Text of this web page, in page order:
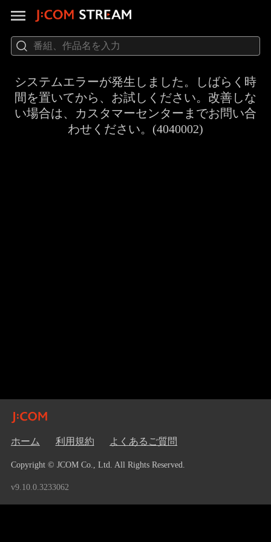
システムエラーが発生しました。しばらく時
間を置いてから、お試しください。改善しな
い場合は、カスタマーセンターまでお問い合
わせください。(4040002)
ホーム 利用規約 よくあるご質問
Copyright © JCOM Co., Ltd. All Rights Reserved.
v9.10.0.3233062